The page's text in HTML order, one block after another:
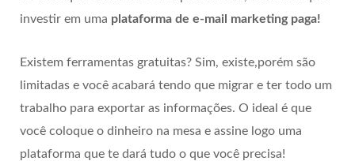
investir em uma plataforma de e-mail marketing paga!
Existem ferramentas gratuitas? Sim, existe,porém são
limitadas e você acabará tendo que migrar e ter todo um
trabalho para exportar as informações. O ideal é que
você coloque o dinheiro na mesa e assine logo uma
plataforma que te dará tudo o que você precisa!